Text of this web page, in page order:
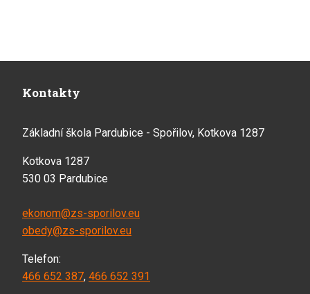
Kontakty
Základní škola Pardubice - Spořilov, Kotkova 1287
Kotkova 1287
530 03 Pardubice
ekonom@zs-sporilov.eu
obedy@zs-sporilov.eu
Telefon:
466 652 387, 466 652 391